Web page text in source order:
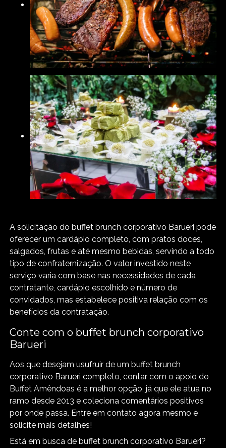
A solicitação do buffet brunch corporativo Barueri pode
oferecer um cardápio completo, com pratos doces,
salgados, frutas e até mesmo bebidas, servindo a todo
tipo de confraternização. O valor investido neste
serviço varia com base nas necessidades de cada
contratante, cardápio escolhido e número de
convidados, mas estabelece positiva relação com os
benefícios da contratação.
Conte com o buffet brunch corporativo
Barueri
Aos que desejam usufruir de um buffet brunch
corporativo Barueri completo, contar com o apoio do
Buffet Amêndoas é a melhor opção, já que ele atua no
ramo desde 2013 e coleciona comentários positivos
por onde passa. Entre em contato agora mesmo e
solicite mais detalhes!
Está em busca de buffet brunch corporativo Barueri?